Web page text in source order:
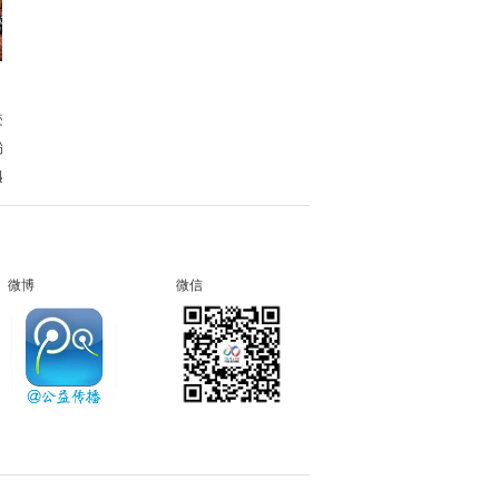
..
微博 微信